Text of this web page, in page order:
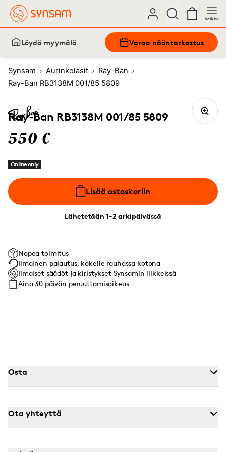
Valikko
Löydä myymälä Varaa näöntarkastus
Synsam Aurinkolasit
Ray-Ban
Ray-Ban RB3138M 001/85 5809
Ray-Ban RB3138M 001/85 5809
550 €
Online only
Lisää ostoskoriin
Lähetetään 1-2 arkipäivässä
Nopea toimitus
Ilmainen palautus, kokeile rauhassa kotona
Ilmaiset säädöt ja kiristykset Synsamin liikkeissä
Aina 30 päivän peruuttamisoikeus
Osta
Ota yhteyttä